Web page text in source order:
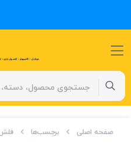
صفحه اصلی برچسب‌ها